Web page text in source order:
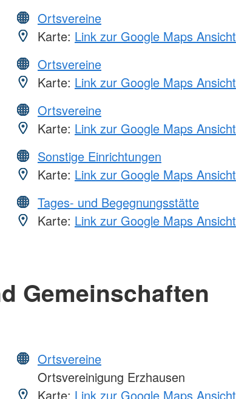
Ortsvereine
Karte: Link zur Google Maps Ansicht
Ortsvereine
Karte: Link zur Google Maps Ansicht
Ortsvereine
Karte: Link zur Google Maps Ansicht
Sonstige Einrichtungen
Karte: Link zur Google Maps Ansicht
Tages- und Begegnungsstätte
Karte: Link zur Google Maps Ansicht
Gemeinschaften
Ortsvereine
Ortsvereinigung Erzhausen
Karte: Link zur Google Maps Ansicht